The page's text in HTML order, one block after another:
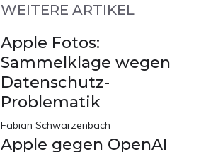
WEITERE ARTIKEL
Apple Fotos:
Sammelklage wegen
Datenschutz-
Problematik
Fabian Schwarzenbach
Apple gegen OpenAI